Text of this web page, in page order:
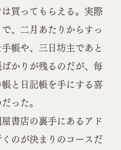
は買ってもらえる。実際
、二月あたりからすっ
帳や、三日坊主であと
かりが残るのだが、毎
と日記帳を手にする喜
った。
書店の裏手にあるアド
のが決まりのコースだ